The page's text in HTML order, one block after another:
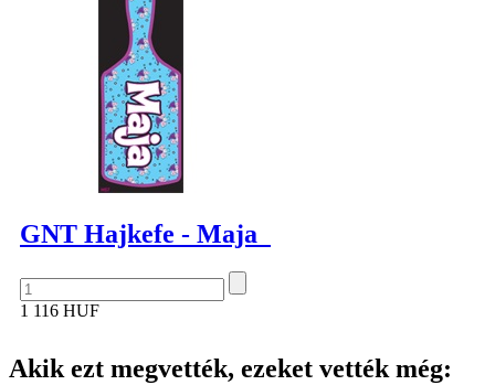
GNT Hajkefe - Maja
1 116 HUF
Akik ezt megvették, ezeket vették még: